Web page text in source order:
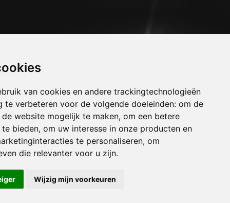
van cookies en andere trackingtechnologieën
te verbeteren voor de volgende doeleinden: om de
website mogelijk te maken, om een betere
bieden, om uw interesse in onze producten en
te personaliseren, om
die relevanter voor u zijn.
Wijzig mijn voorkeuren
sint-agatha-berchem
sint-joost-ten-noode
ukkel